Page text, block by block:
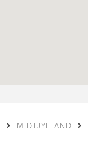
MIDTJYLLAND